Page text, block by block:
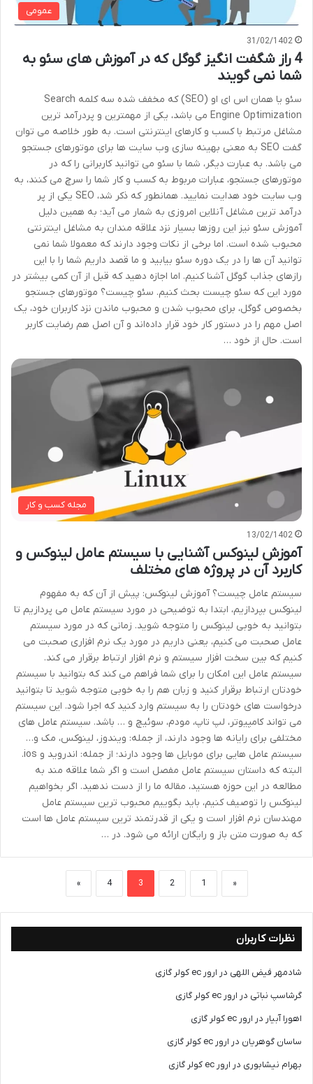
عمومی
31/02/1402
4 راز شگفت انگیز گوگل که در آموزش های سئو به
شما نمی گویند
سئو یا همان اس ای او (SEO) که مخفف شده سه کلمه Search
Engine Optimization می باشد، یکی از مهمترین و پردرآمد ترین
مشاغل مرتبط با کسب و کارهای اینترنتی است. به طور خلاصه می توان
گفت SEO به معنی بهینه سازی وب سایت ها برای موتورهای جستجو
می باشد. به عبارت دیگر، شما با سئو می توانید کاربرانی را که در
موتورهای جستجو، عبارات مربوط به کسب و کار شما را سرچ می کنند، به
وب سایت خود هدایت نمایید. همانطور که ذکر شد، SEO یکی از پر
درآمد ترین مشاغل آنلاین امروزی به شمار می آید؛ به همین دلیل
آموزش سئو نیز این روزها بسیار نزد علاقه مندان به مشاغل اینترنتی
محبوب شده است. اما برخی از نکات وجود دارند که معمولا شما نمی
توانید آن ها را در یک دوره سئو بیابید و ما قصد داریم شما را با این
رازهای جذاب گوگل آشنا کنیم. اما اجازه دهید که قبل از آن کمی بیشتر در
مورد این که سئو چیست بحث کنیم. سئو چیست؟ موتورهای جستجو
بخصوص گوگل، برای محبوب شدن و محبوب ماندن نزد کاربران خود، یک
اصل مهم را در دستور کار خود قرار داده‌اند و آن اصل هم رضایت کاربر
است. حال از خود …
مجله کسب و کار
13/02/1402
آموزش لینوکس آشنایی با سیستم عامل لینوکس و
کاربرد آن در پروژه های مختلف
سیستم عامل چیست؟ آموزش لینوکس: پیش از آن که به مفهوم
لینوکس بپردازیم، ابتدا به توضیحی در مورد سیستم عامل می پردازیم تا
بتوانید به خوبی لینوکس را متوجه شوید. زمانی که در مورد سیستم
عامل صحبت می کنیم، یعنی داریم در مورد یک نرم افزاری صحبت می
کنیم که بین سخت افزار سیستم و نرم افزار ارتباط برقرار می کند.
سیستم عامل این امکان را برای شما فراهم می کند که بتوانید با سیستم
خودتان ارتباط برقرار کنید و زبان هم را به خوبی متوجه شوید تا بتوانید
درخواست های خودتان را به سیستم وارد کنید که اجرا شود. این سیستم
می تواند کامپیوتر، لپ تاپ، مودم، سوئیچ و … باشد. سیستم عامل های
مختلفی برای رایانه ها وجود دارند، از جمله: ویندوز، لینوکس، مک و…
سیستم عامل هایی برای موبایل ها وجود دارند؛ از جمله: اندروید و ios.
البته که داستان سیستم عامل مفصل است و اگر شما علاقه مند به
مطالعه در این حوزه هستید، مقاله ما را از دست ندهید. اگر بخواهیم
لینوکس را توصیف کنیم، باید بگوییم محبوب ترین سیستم عامل
مهندسان نرم افزار است و یکی از قدرتمند ترین سیستم عامل ها است
که به صورت متن باز و رایگان ارائه می شود. در …
«
1
2
3
4
»
نظرات کاربران
شادمهر فیض اللهی در ارور ec کولر گازی
گرشاسپ نباتی در ارور ec کولر گازی
اهورا آبیار در ارور ec کولر گازی
ساسان گوهریان در ارور ec کولر گازی
بهرام نیشابوری در ارور ec کولر گازی